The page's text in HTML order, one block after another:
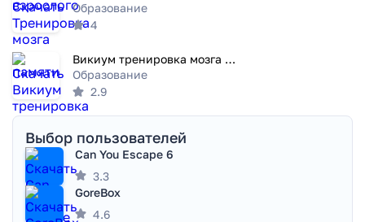
Образование
4
Викиум тренировка мозга и разв
Образование
2.9
Выбор пользователей
Can You Escape 6
3.3
GoreBox
4.6